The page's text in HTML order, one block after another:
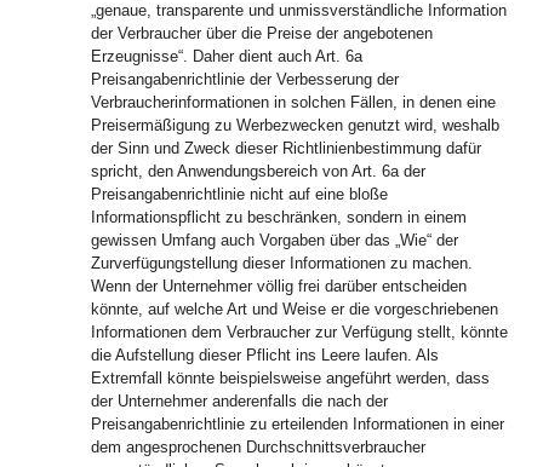
„genaue, transparente und unmissverständliche Information
der Verbraucher über die Preise der angebotenen
Erzeugnisse“. Daher dient auch Art. 6a
Preisangabenrichtlinie der Verbesserung der
Verbraucherinformationen in solchen Fällen, in denen eine
Preisermäßigung zu Werbezwecken genutzt wird, weshalb
der Sinn und Zweck dieser Richtlinienbestimmung dafür
spricht, den Anwendungsbereich von Art. 6a der
Preisangabenrichtlinie nicht auf eine bloße
Informationspflicht zu beschränken, sondern in einem
gewissen Umfang auch Vorgaben über das „Wie“ der
Zurverfügungstellung dieser Informationen zu machen.
Wenn der Unternehmer völlig frei darüber entscheiden
könnte, auf welche Art und Weise er die vorgeschriebenen
Informationen dem Verbraucher zur Verfügung stellt, könnte
die Aufstellung dieser Pflicht ins Leere laufen. Als
Extremfall könnte beispielsweise angeführt werden, dass
der Unternehmer anderenfalls die nach der
Preisangabenrichtlinie zu erteilenden Informationen in einer
dem angesprochenen Durchschnittsverbraucher